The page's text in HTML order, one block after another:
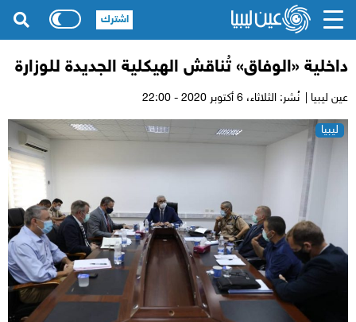
داخلية «الوفاق» تُناقش الهيكلية الجديدة للوزارة
عين ليبيا | نُشر: الثلاثاء،
ليبيا
اشترك